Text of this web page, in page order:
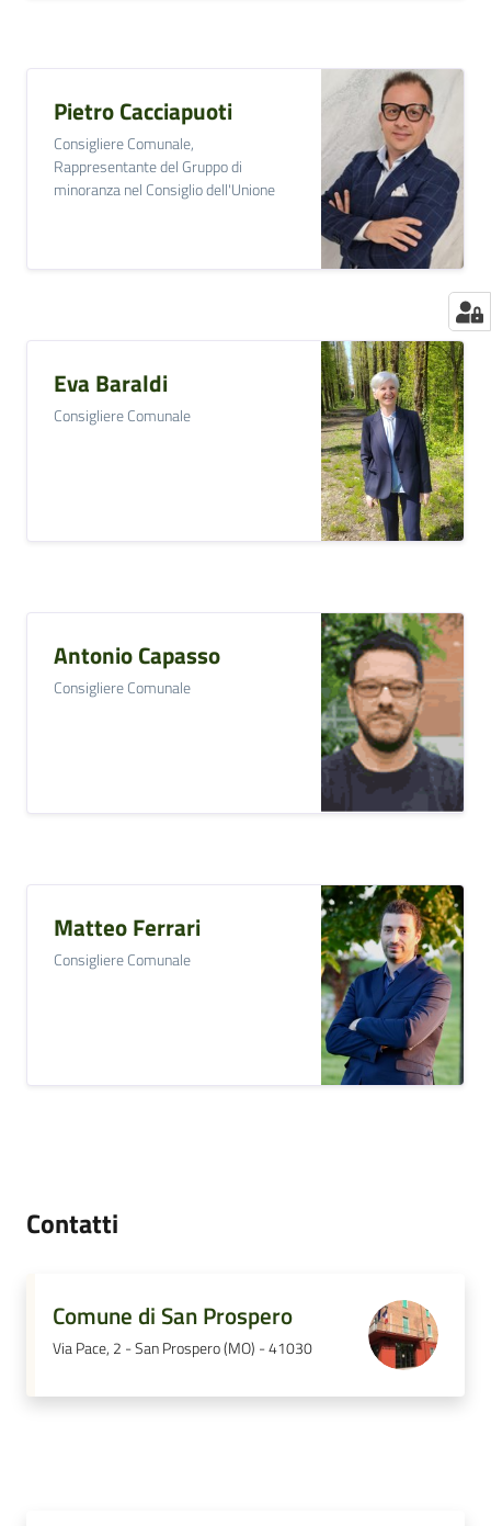
Pietro Cacciapuoti
Consigliere Comunale,
Rappresentante del Gruppo di
minoranza nel Consiglio dell'Unione
Eva Baraldi
Consigliere Comunale
Antonio Capasso
Consigliere Comunale
Matteo Ferrari
Consigliere Comunale
Contatti
Comune di San Prospero
Via Pace, 2 - San Prospero (MO) - 41030